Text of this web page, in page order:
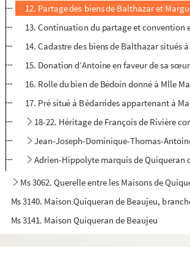
12. Partage des biens de Balthazar et
13. Continuation du partage et convention
14. Cadastre des biens de Balthazar situés
15. Donation d’Antoine en faveur de sa
16. Rolle du bien de Bédoin donné à Mlle
17. Pré situé à Bédarrides appartenant à
18-22. Héritage de François de Rivière
Jean-Joseph-Dominique-Thomas-
Adrien-Hippolyte marquis de Quiqueran
Ms 3062. Querelle entre les Maisons de
Ms 3140. Maison Quiqueran de Beaujeu,
Ms 3141. Maison Quiqueran de Beaujeu